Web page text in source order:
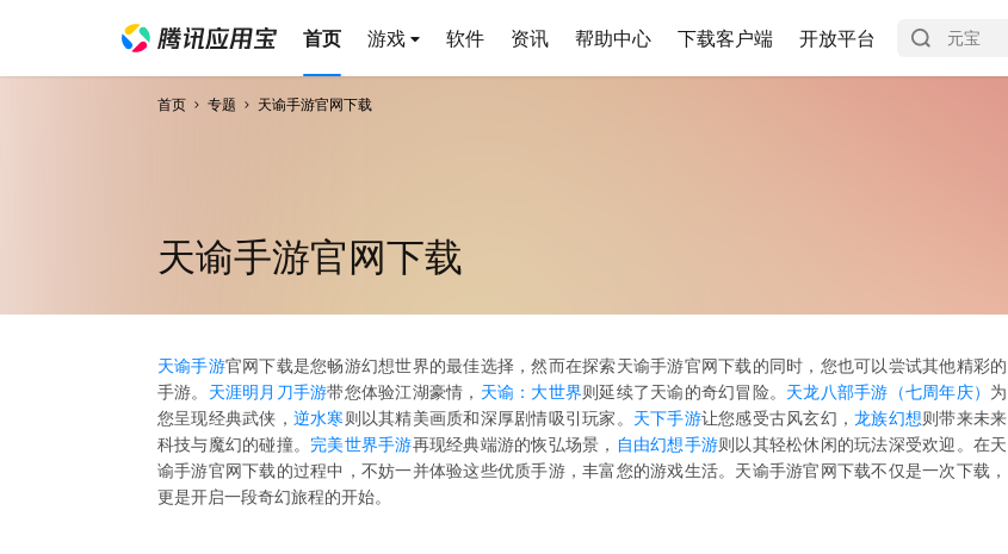
首页 游戏 软件 资讯 帮助中心 下载客户端 开放平台
首页 专题 天谕手游官网下载
天谕手游官网下载
天谕手游官网下载是您畅游幻想世界的最佳选择，然而在探索天谕手游官网下载的同时，您也可以尝试其他精彩的
手游。 天涯明月刀手游带您体验江湖豪情， 天谕：大世界则延续了天谕的奇幻冒险。 天龙八部手游（七周年庆） 为
您呈现经典武侠， 逆水寒则以其精美画质和深厚剧情吸引玩家。 天下手游让您感受古风玄幻，龙族幻想则带来未来
科技与魔幻的碰撞。 完美世界手游再现经典端游的恢弘场景， 自由幻想手游则以其轻松休闲的玩法深受欢迎。在天
谕手游官网下载的过程中，不妨一并体验这些优质手游，丰富您的游戏生活。天谕手游官网下载不仅是一次下载，
更是开启一段奇幻旅程的开始。